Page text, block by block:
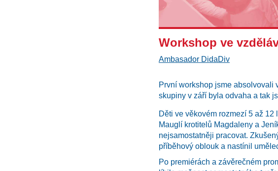
Workshop ve
Ambasador DidaDiv
První workshop jsme absolvovali
skupiny v září byla odvaha a tak
Děti ve věkovém rozmezí 5 až
Mauglí krotitelů Magdaleny a
nejsamostatněji pracovat.
příběhový oblouk a nastínil
Po premiérách a závěrečném